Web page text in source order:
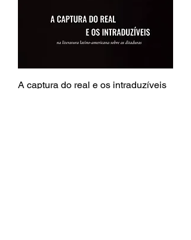
A captura do real e os intraduzíveis